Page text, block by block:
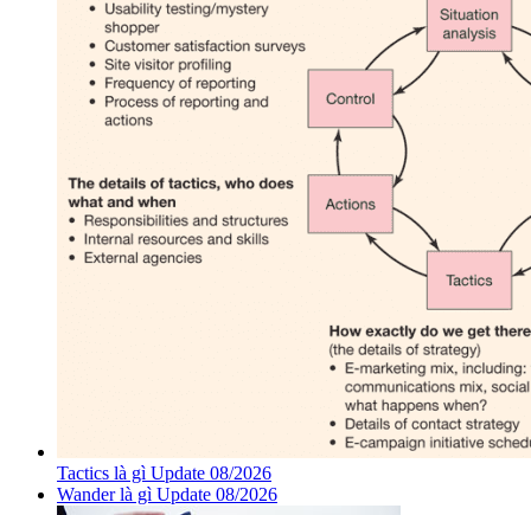
Tactics là gì Update 08/2026
Wander là gì Update 08/2026